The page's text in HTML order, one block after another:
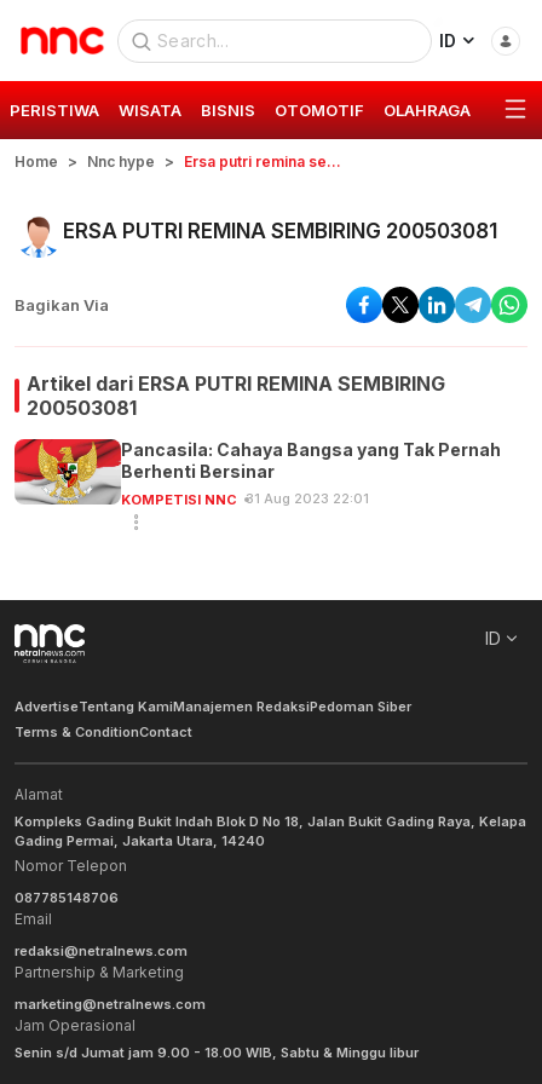
ID
PERISTIWA WISATA BISNIS OTOMOTIF OLAHRAGA GAYA
Home Nnc hype Ersa putri remina sembiring 200503081
ERSA PUTRI REMINA SEMBIRING 200503081
Bagikan Via
Artikel dari ERSA PUTRI REMINA SEMBIRING
200503081
Pancasila: Cahaya Bangsa yang Tak Pernah
Berhenti Bersinar
KOMPETISI NNC 31 Aug 2023 22:01
ID
AdvertiseTentang KamiManajemen RedaksiPedoman Siber
Terms & ConditionContact
Alamat
Kompleks Gading Bukit Indah Blok D No 18, Jalan Bukit Gading Raya, Kelapa
Gading Permai, Jakarta Utara, 14240
Nomor Telepon
087785148706
Email
redaksi@netralnews.com
Partnership & Marketing
marketing@netralnews.com
Jam Operasional
Senin s/d Jumat jam 9.00 - 18.00 WIB, Sabtu & Minggu libur